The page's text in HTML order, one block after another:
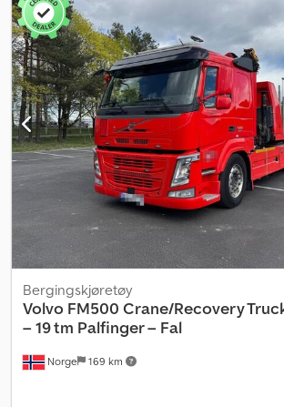
Norge 169 km
Bergingskjøretøy
Volvo FM500 Crane/Recovery
– 19 tm Palfinger – Fal